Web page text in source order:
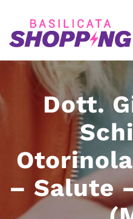
Dott.
– Salute